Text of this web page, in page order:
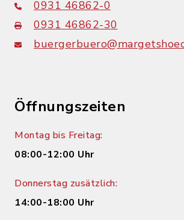
0931 46862-0
0931 46862-30
Öffnungszeiten
Montag bis Freitag:
08:00-12:00 Uhr
Donnerstag zusätzlich:
14:00-18:00 Uhr